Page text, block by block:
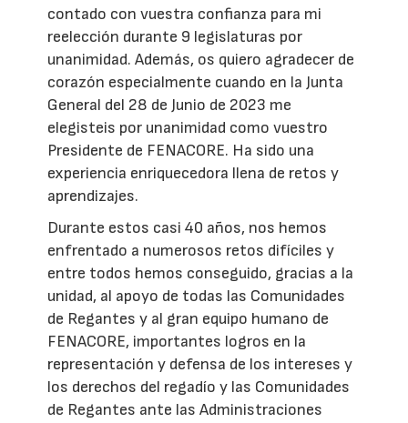
contado con vuestra confianza para mi
reelección durante 9 legislaturas por
unanimidad. Además, os quiero agradecer de
corazón especialmente cuando en la Junta
General del 28 de Junio de 2023 me
elegisteis por unanimidad como vuestro
Presidente de FENACORE. Ha sido una
experiencia enriquecedora llena de retos y
aprendizajes.
Durante estos casi 40 años, nos hemos
enfrentado a numerosos retos difíciles y
entre todos hemos conseguido, gracias a la
unidad, al apoyo de todas las Comunidades
de Regantes y al gran equipo humano de
FENACORE, importantes logros en la
representación y defensa de los intereses y
los derechos del regadío y las Comunidades
de Regantes ante las Administraciones